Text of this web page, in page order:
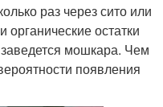
раз через сито или
остатки
мошкара. Чем
появления